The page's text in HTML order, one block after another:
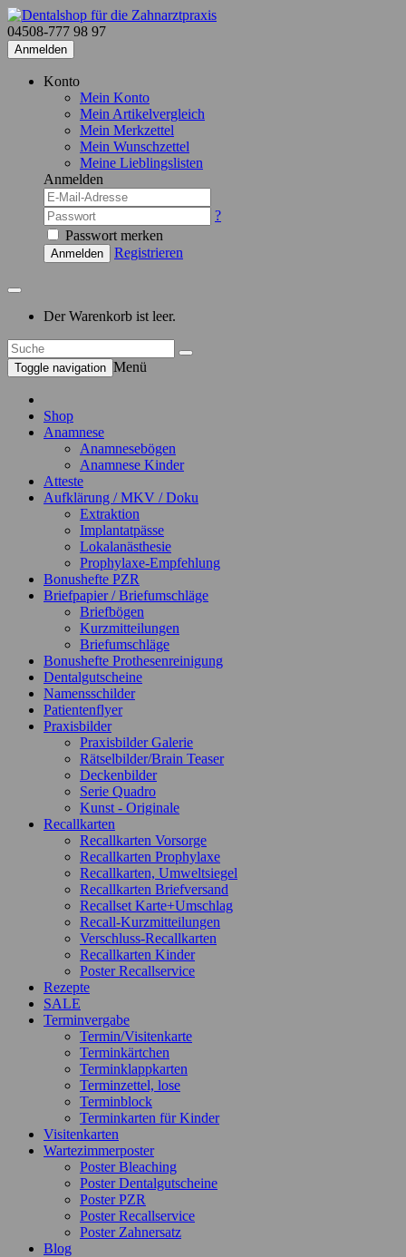
04508-777 98 97
Anmelden
Konto
Mein Konto
Mein Artikelvergleich
Mein Merkzettel
Mein Wunschzettel
Meine Lieblingslisten
Anmelden
?
Passwort merken
Anmelden Registrieren
Der Warenkorb ist leer.
Toggle navigation Menü
Shop
Anamnese
Anamnesebögen
Anamnese Kinder
Atteste
Aufklärung / MKV / Doku
Extraktion
Implantatpässe
Lokalanästhesie
Prophylaxe-Empfehlung
Bonushefte PZR
Briefpapier / Briefumschläge
Briefbögen
Kurzmitteilungen
Briefumschläge
Bonushefte Prothesenreinigung
Dentalgutscheine
Namensschilder
Patientenflyer
Praxisbilder
Praxisbilder Galerie
Rätselbilder/Brain Teaser
Deckenbilder
Serie Quadro
Kunst - Originale
Recallkarten
Recallkarten Vorsorge
Recallkarten Prophylaxe
Recallkarten, Umweltsiegel
Recallkarten Briefversand
Recallset Karte+Umschlag
Recall-Kurzmitteilungen
Verschluss-Recallkarten
Recallkarten Kinder
Poster Recallservice
Rezepte
SALE
Terminvergabe
Termin/Visitenkarte
Terminkärtchen
Terminklappkarten
Terminzettel, lose
Terminblock
Terminkarten für Kinder
Visitenkarten
Wartezimmerposter
Poster Bleaching
Poster Dentalgutscheine
Poster PZR
Poster Recallservice
Poster Zahnersatz
Blog